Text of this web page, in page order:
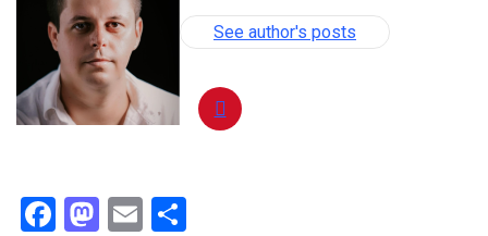
See author's posts
Facebook
Mastodon
Email